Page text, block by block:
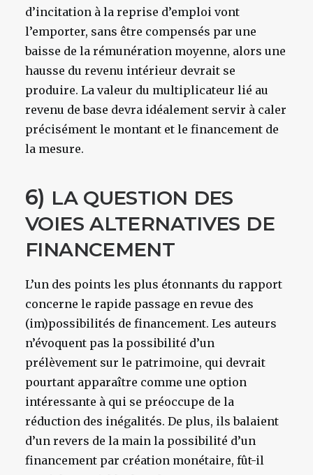
d’incitation à la reprise d’emploi vont
l’emporter, sans être compensés par une
baisse de la rémunération moyenne, alors une
hausse du revenu intérieur devrait se
produire. La valeur du multiplicateur lié au
revenu de base devra idéalement servir à caler
précisément le montant et le financement de
la mesure.
6) LA QUESTION DES
VOIES ALTERNATIVES DE
FINANCEMENT
L’un des points les plus étonnants du rapport
concerne le rapide passage en revue des
(im)possibilités de financement. Les auteurs
n’évoquent pas la possibilité d’un
prélèvement sur le patrimoine, qui devrait
pourtant apparaître comme une option
intéressante à qui se préoccupe de la
réduction des inégalités. De plus, ils balaient
d’un revers de la main la possibilité d’un
financement par création monétaire, fût-il